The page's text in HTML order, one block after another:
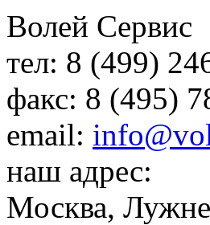
Волей Сервис
тел: 8 (499)
факс: 8 (495)
email:
наш адрес:
Москва,